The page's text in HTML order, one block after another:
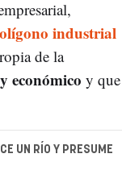
industrial
de la
económico y que
UN RÍO Y PRESUME